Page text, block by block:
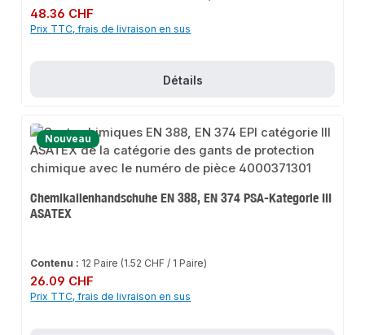
Prix régulier :
48.36 CHF
Prix TTC, frais de livraison en sus
Détails
Nouveau
Chemikalienhandschuhe EN 388, EN 374 PSA-Kategorie III
ASATEX
Contenu : 12 Paire (1.52 CHF / 1 Paire)
Prix régulier :
26.09 CHF
Prix TTC, frais de livraison en sus